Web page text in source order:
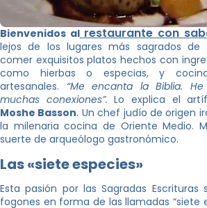
Bienvenidos alrestaurante con
lejos de los lugares más sagrados de
comer exquisitos platos hechos con
como hierbas o especias, y
artesanales. “Me encanta la Biblia.
muchas conexiones”. Lo explica el
Moshe Basson. Un chef judío de origen
la milenaria cocina de Oriente Medio.
suerte de arqueólogo gastronómico.
Las «siete especies»
Esta pasión por las Sagradas
fogones en forma de las llamadas “siete